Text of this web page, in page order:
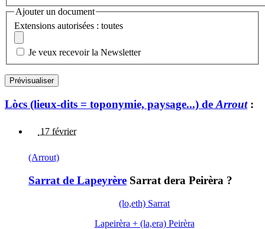
Ajouter un document
Extensions autorisées : toutes
Je veux recevoir la Newsletter
Lòcs (lieux-dits = toponymie, paysage...) de Arrout:
17 février
(Arrout)
Sarrat de Lapeyrère Sarrat dera Peirèra ?
(lo,eth) Sarrat
Lapeirèra + (la,era) Peirèra